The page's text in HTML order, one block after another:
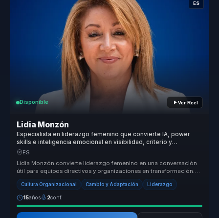
ES
Disponible Ver Reel
Lidia Monzón
Especialista en liderazgo femenino que convierte IA, power
skills e inteligencia emocional en visibilidad, criterio y
crecimiento para mujeres líderes.
ES
Lidia Monzón convierte liderazgo femenino en una conversación
útil para equipos directivos y organizaciones en transformación.
Conecta IA...
Cultura Organizacional Cambio y Adaptación Liderazgo
15años 2conf.